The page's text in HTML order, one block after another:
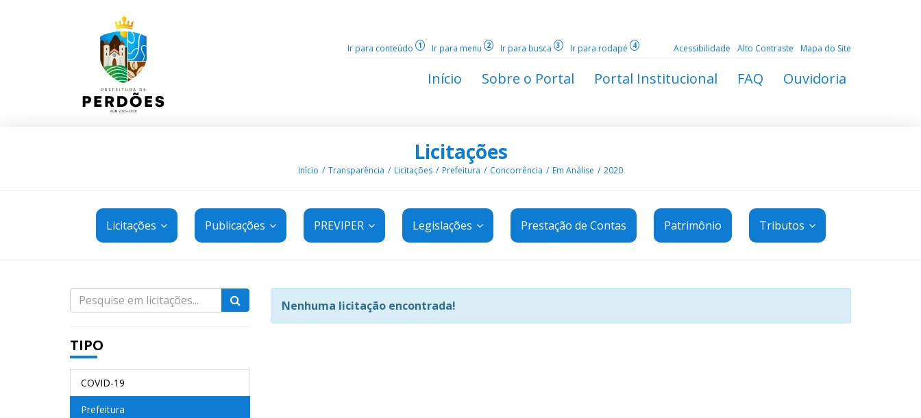
Ir para conteúdo 1 Ir para menu 2 Ir para busca 3 Ir para rodapé 4 Acessibilidade Alto Contraste Mapa do Site
Início Sobre o Portal Portal Institucional FAQ Ouvidoria
Licitações
Início Transparência Licitações Prefeitura Concorrência Em Análise 2020
Licitações Publicações PREVIPER Legislações Prestação de Contas Patrimônio Tributos
TIPO
COVID-19
Prefeitura
Nenhuma licitação encontrada!